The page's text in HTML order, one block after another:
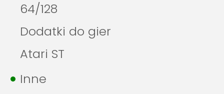
64/128
Dodatki do gier
Atari ST
Inne